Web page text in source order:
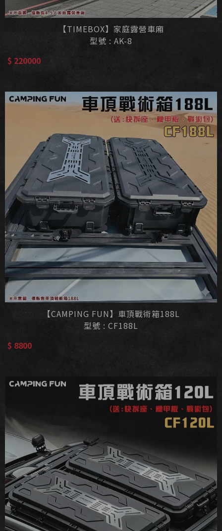
【TIMEBOX】家庭露營車廂
型號 : AK-8
$ 220000
【CAMPING FUN】車頂戰術箱188L
型號 : CF188L
$ 8800